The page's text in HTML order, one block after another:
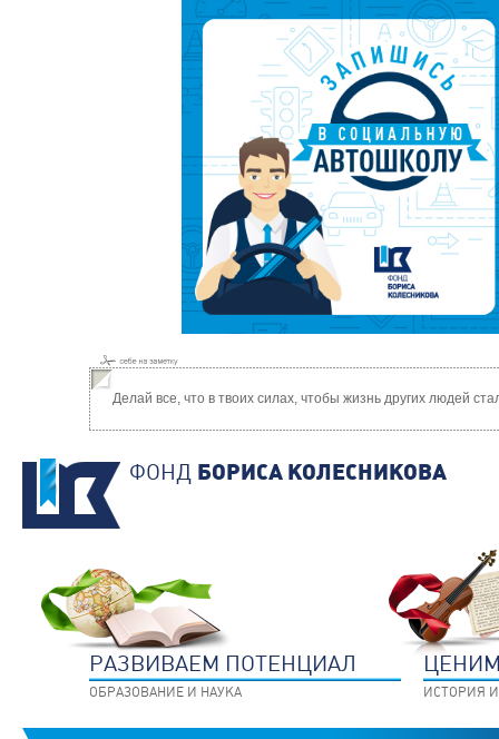
Делай все, что в твоих силах, чтобы жизнь других людей
ФОНД БОРИСА КОЛЕСНИКОВА
РАЗВИВАЕМ ПОТЕНЦИАЛ
ОБРАЗОВАНИЕ И НАУКА ИСТОРИЯ